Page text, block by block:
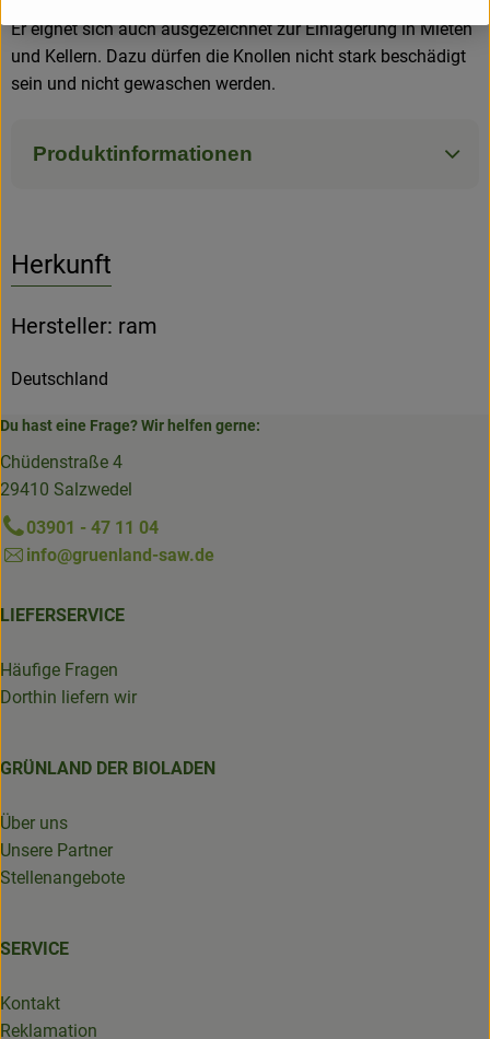
Er eignet sich auch ausgezeichnet zur Einlagerung in Mieten
und Kellern. Dazu dürfen die Knollen nicht stark beschädigt
sein und nicht gewaschen werden.
Produktinformationen
Herkunft
Hersteller: ram
Deutschland
Du hast eine Frage? Wir helfen gerne:
Chüdenstraße 4
29410 Salzwedel
03901 - 47 11 04
info@gruenland-saw.de
LIEFERSERVICE
Häufige Fragen
Dorthin liefern wir
GRÜNLAND DER BIOLADEN
Über uns
Unsere Partner
Stellenangebote
SERVICE
Kontakt
Reklamation